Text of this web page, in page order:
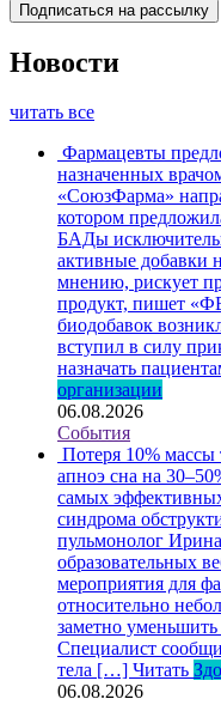
Новости
читать все
Фармацевты
назначенных
«СоюзФарма»
котором
БАДы
активные добавки
мнению, рискует
продукт, пишет
биодобавок
вступил в силу
назначать
организации
06.08.2026
События
Потеря 10% массы
апноэ сна на
самых
синдрома
пульмонолог
образовательных
мероприятия для
относительно
заметно
Специалист
тела […] Читать
06.08.2026